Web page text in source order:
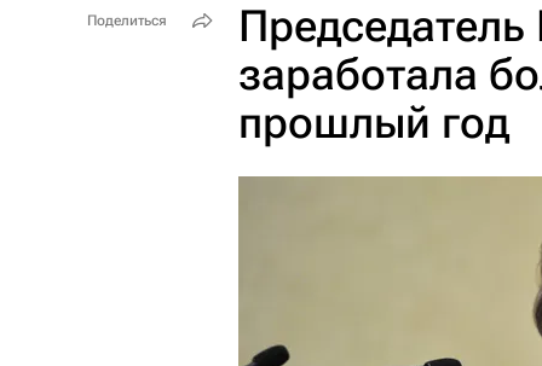
заработала
прошлый год
Поделиться